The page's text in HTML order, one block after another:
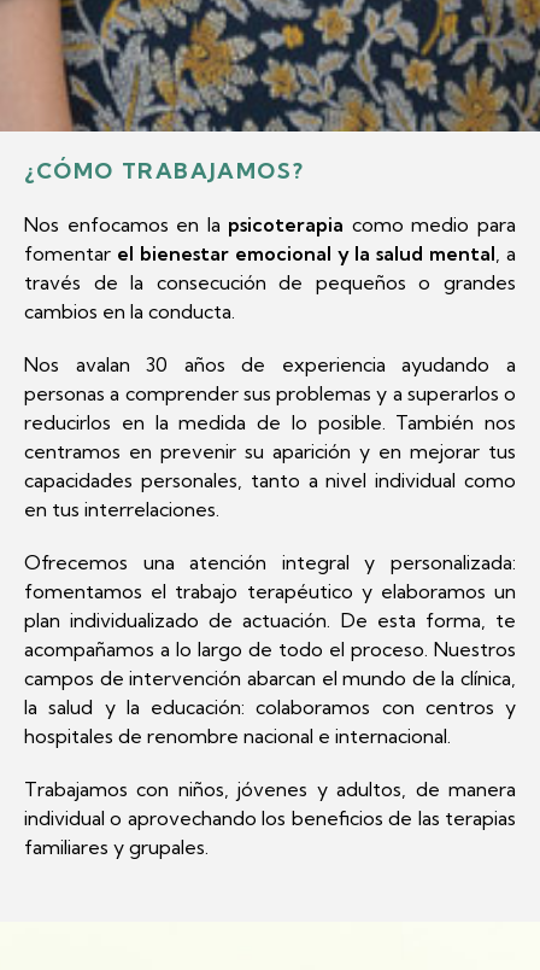
¿CÓMO TRABAJAMOS?
Nos enfocamos en la psicoterapia como medio para
fomentar el bienestar emocional y la salud mental , a
través de la consecución de pequeños o grandes
cambios en la conducta.
Nos avalan 30 años de experiencia ayudando a
personas a comprender sus problemas y a superarlos o
reducirlos en la medida de lo posible. También nos
centramos en prevenir su aparición y en mejorar tus
capacidades personales, tanto a nivel individual como
en tus interrelaciones.
Ofrecemos una atención integral y personalizada:
fomentamos el trabajo terapéutico y elaboramos un
plan individualizado de actuación. De esta forma, te
acompañamos a lo largo de todo el proceso. Nuestros
campos de intervención abarcan el mundo de la clínica,
la salud y la educación: colaboramos con centros y
hospitales de renombre nacional e internacional.
Trabajamos con niños, jóvenes y adultos, de manera
individual o aprovechando los beneficios de las terapias
familiares y grupales.